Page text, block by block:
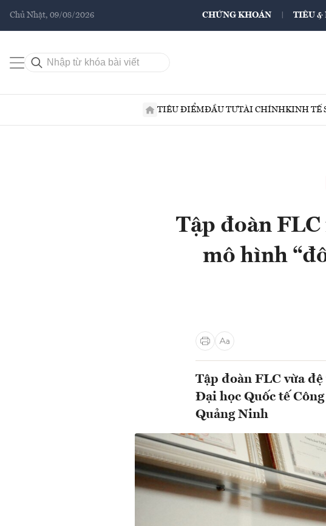
Chủ Nhật, 09/08/2026 CHỨNG KHOÁN TIÊU &
TIÊU ĐIỂMĐẦU TƯTÀI CHÍNHKINH TẾ
Tập đoàn
mô hình
Tập đoàn FLC vừa
Đại học Quốc tế
Quảng Ninh